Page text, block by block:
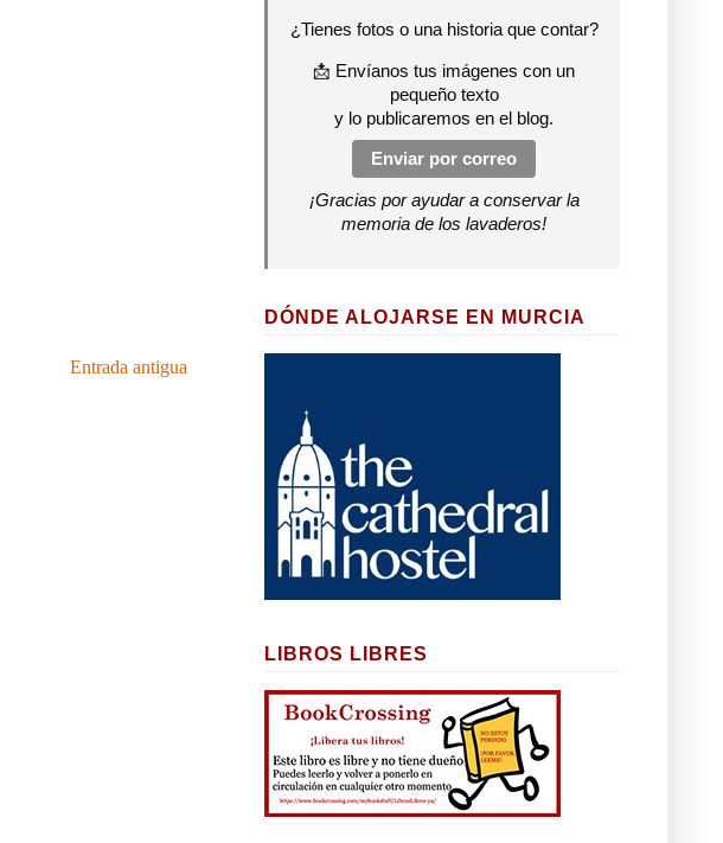
Entrada antigua
¿Tienes fotos o una historia que contar?
📩 Envíanos tus imágenes con un
pequeño texto
y lo publicaremos en el blog.
Enviar por correo
¡Gracias por ayudar a conservar la
memoria de los lavaderos!
DÓNDE ALOJARSE EN MURCIA
LIBROS LIBRES